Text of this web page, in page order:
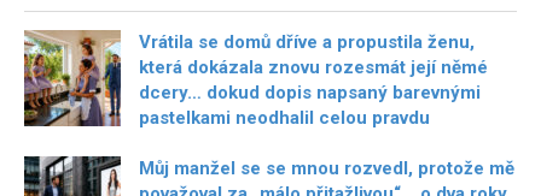
Vrátila se domů dříve a propustila ženu,
která dokázala znovu rozesmát její němé
dcery… dokud dopis napsaný barevnými
pastelkami neodhalil celou pravdu
Můj manžel se se mnou rozvedl, protože mě